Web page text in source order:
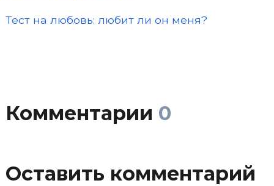
Тест на любовь: любит ли он меня?
Комментарии 0
Оставить комментарий